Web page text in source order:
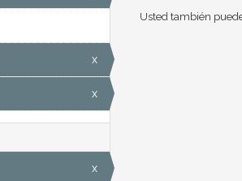
x
x
x
Usted también